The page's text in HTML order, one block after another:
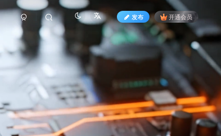
发布 开通会员